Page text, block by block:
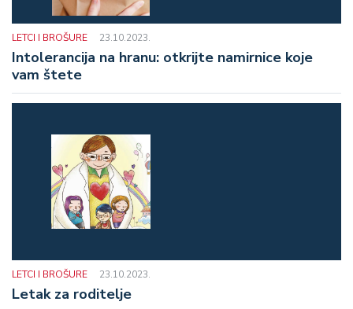
LETCI I BROŠURE 23.10.2023.
Intolerancija na hranu: otkrijte namirnice koje
vam štete
LETCI I BROŠURE 23.10.2023.
Letak za roditelje